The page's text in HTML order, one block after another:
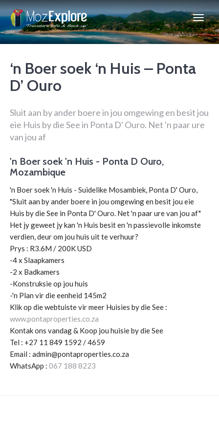
‘n Boer soek ‘n Huis – Ponta
D’ Ouro
Sluit aan by ander boere in jou omgewing en besit jou
eie Huis by die See in Ponta D' Ouro. Net 'n paar ure
van jou af
'n Boer soek 'n Huis - Ponta D Ouro,
Mozambique
'n Boer soek 'n Huis - Suidelike Mosambiek, Ponta D' Ouro,
"Sluit aan by ander boere in jou omgewing en besit jou eie
Huis by die See in Ponta D' Ouro. Net 'n paar ure van jou af"
Het jy geweet jy kan 'n Huis besit en 'n passievolle inkomste
verdien, deur om jou huis uit te verhuur?
Prys : R3.6M / 200K USD
-4 x Slaapkamers
-2 x Badkamers
-Konstruksie op jou huis
-'n Plan vir die eenheid 145m2
Klik op die webtuiste vir meer Huisies by die See :
www.pontaproperties.co.za
Kontak ons vandag & Koop jou huisie by die See
Tel : +27 11 849 1592 / 4659
Email : admin@pontaproperties.co.za
WhatsApp : 067 188 8223